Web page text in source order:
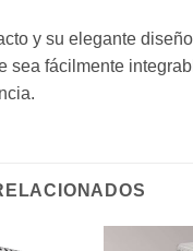
y su elegante
sea fácilmente